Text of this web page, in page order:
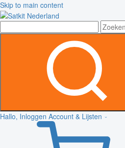
Skip to main content
Hallo, Inloggen Account & Lijsten